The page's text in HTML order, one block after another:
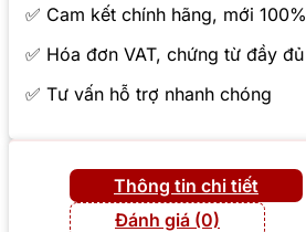
✅ Cam kết chính hãng, mới 100%
✅ Hóa đơn VAT, chứng từ đầy đủ
✅ Tư vấn hỗ trợ nhanh chóng
Thông tin chi tiết
Đánh giá (0)